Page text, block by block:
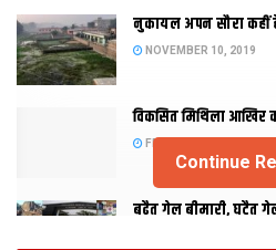
नुकायल अपन सौरा कहीं
NOVEMBER 10, 2019
विकसित मिथिला आखिर
FEBRUARY 23, 2019
बढैत गेल बीमारी, घटैत
Continue